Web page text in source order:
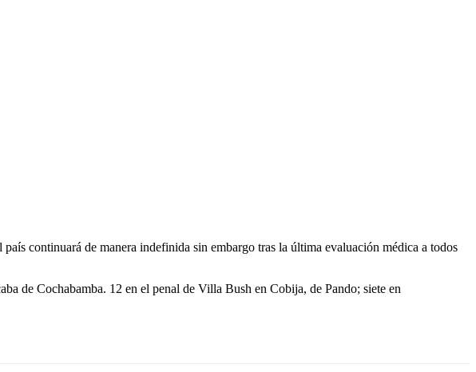
continuará de manera indefinida sin embargo tras la última evaluación médica a todos
de Cochabamba. 12 en el penal de Villa Bush en Cobija, de Pando; siete en